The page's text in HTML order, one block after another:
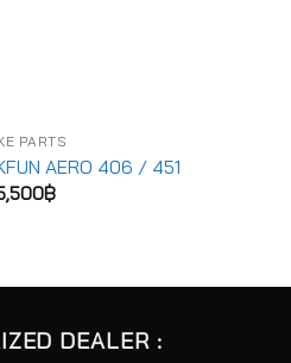
PARTS
AERO 406 / 451
฿
DEALER :